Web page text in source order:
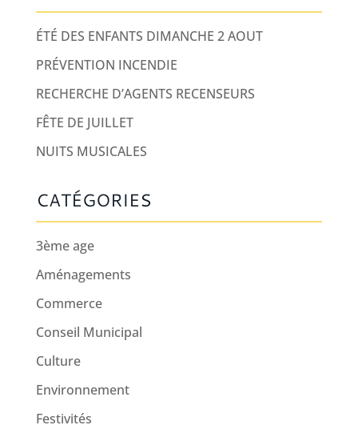
ÉTÉ DES ENFANTS DIMANCHE 2 AOUT
PRÉVENTION INCENDIE
RECHERCHE D’AGENTS RECENSEURS
FÊTE DE JUILLET
NUITS MUSICALES
CATÉGORIES
3ème age
Aménagements
Commerce
Conseil Municipal
Culture
Environnement
Festivités